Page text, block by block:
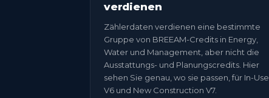
verdienen
Zählerdaten verdienen eine bestimmte
Gruppe von BREEAM-Credits in Energy,
Water und Management, aber nicht die
Ausstattungs- und Planungscredits. Hier
sehen Sie genau, wo sie passen, für In-Use
V6 und New Construction V7.